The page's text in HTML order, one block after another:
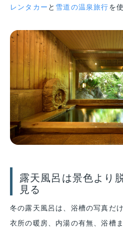
レンタカー と 雪道の温泉旅行を
露天風呂は景色より
見る
冬の露天風呂は、浴槽の写真だ
衣所の暖房、内湯の有無、浴槽